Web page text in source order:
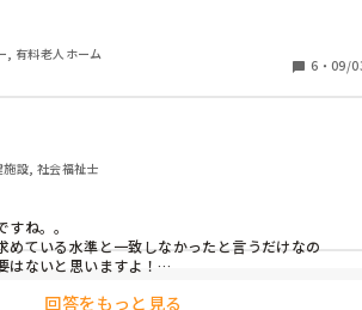
クを受けました。
ょっと置いておいて
いてはあんまりだなぁと思いました。
, 有料老人ホーム
6 ・ 09/
施設, 社会福祉士
ね。。
めている水準と一致しなかったと言うだけなの
はないと思いますよ！
仕事は、私ならこちらから願い下げです🙆‍♀️
回答をもっと見る